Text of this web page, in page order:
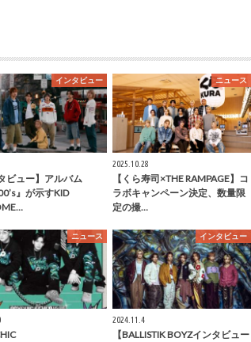
インタビュー
ビュー】アルバム
』が示すKID
ニュース
2025.10.28
【くら寿司×THE RAMPAGE】コ
ラボキャンペーン決定、数量限
定の撮…
ニュース インタビュー
2024.11.4
【BALLISTIK BOYZインタビュー